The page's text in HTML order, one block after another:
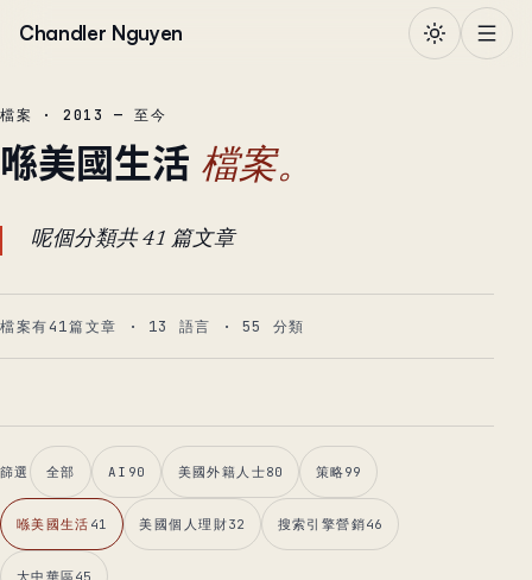
Chandler Nguyen
檔案 · 2013 — 至今
喺美國生活 檔案。
呢個分類共 41 篇文章
檔案有41篇文章 · 13 語言 · 55 分類
篩選 全部 AI 90 美國外籍人士80 策略99
喺美國生活 41 美國個人理財32 搜索引擎營銷46
大中華區45